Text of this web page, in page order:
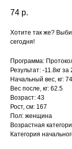
74 р.
Хотите так же?
сегодня!
Программа:
Результат: -11.8кг
Начальный вес, кг:
Вес после, кг: 62.5
Возраст: 43
Рост, см: 167
Пол: женщина
Возрастная
Категория